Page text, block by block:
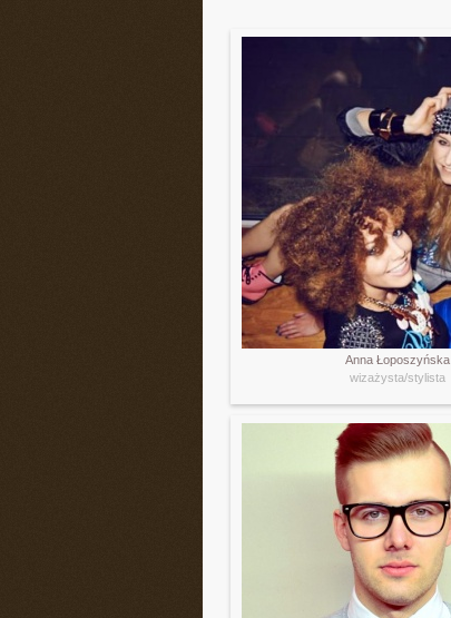
Anna Łoposzyńska
wizażysta/stylista